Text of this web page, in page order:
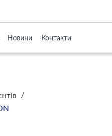
Новини Контакти
/
update